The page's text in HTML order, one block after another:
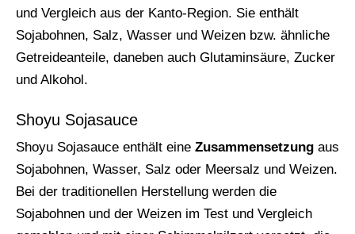
und Vergleich aus der Kanto-Region. Sie enthält
Sojabohnen, Salz, Wasser und Weizen bzw. ähnliche
Getreideanteile, daneben auch Glutaminsäure, Zucker
und Alkohol.
Shoyu Sojasauce
Shoyu Sojasauce enthält eine Zusammensetzung aus
Sojabohnen, Wasser, Salz oder Meersalz und Weizen.
Bei der traditionellen Herstellung werden die
Sojabohnen und der Weizen im Test und Vergleich